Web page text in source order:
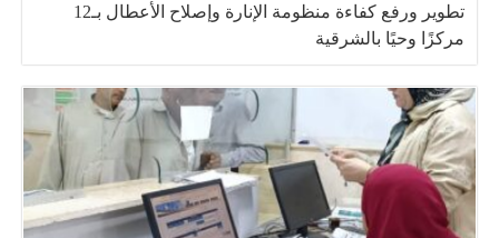
تطوير ورفع كفاءة منظومة الإنارة وإصلاح الأعطال بـ12
مركزًا وحيًا بالشرقية